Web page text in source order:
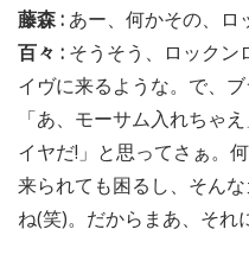
藤森 : あー、何かその、ロ
百々 : そうそう、ロックン
イヴに来るような。で、
「あ、モーサム入れちゃ
イヤだ!」と思ってさぁ。
来られても困るし、そん
ね(笑)。だからまあ、それ